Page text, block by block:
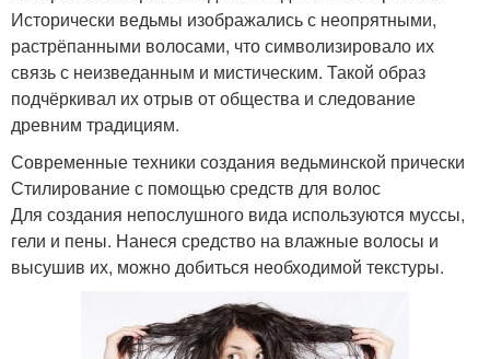
Исторически ведьмы изображались с неопрятными,
растрёпанными волосами, что символизировало их
связь с неизведанным и мистическим. Такой образ
подчёркивал их отрыв от общества и следование
древним традициям.
Современные техники создания ведьминской прически
Стилирование с помощью средств для волос
Для создания непослушного вида используются муссы,
гели и пены. Нанеся средство на влажные волосы и
высушив их, можно добиться необходимой текстуры.